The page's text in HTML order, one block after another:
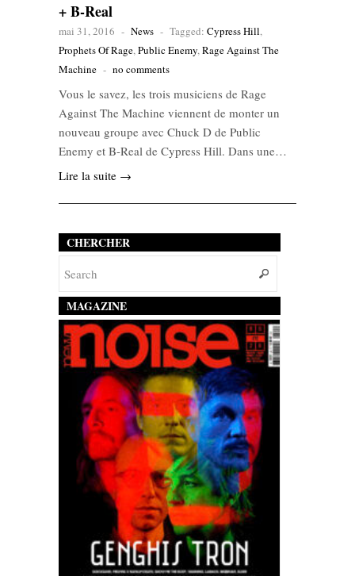
+ B-Real
mai 31, 2016 - News - Tagged: Cypress Hill,
Prophets Of Rage,Public Enemy,Rage Against The
Machine - no comments
Vous le savez, les trois musiciens de Rage
Against The Machine viennent de monter un
nouveau groupe avec Chuck D de Public
Enemy et B-Real de Cypress Hill. Dans une…
Lire la suite →
CHERCHER
MAGAZINE